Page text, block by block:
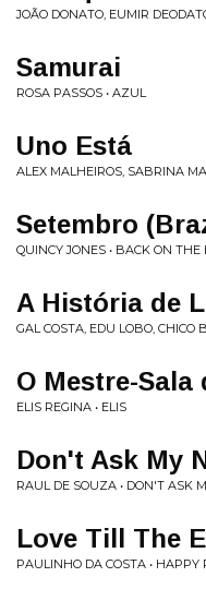
JOÃO DONATO, EUMIR
Samurai
ROSA PASSOS • AZUL
Uno Está
ALEX MALHEIROS, SABRINA
Setembro
QUINCY JONES • BACK ON THE
A História de
GAL COSTA, EDU LOBO, CHICO
O Mestre-Sala
ELIS REGINA • ELIS
Don't Ask My
RAUL DE SOUZA • DON'T ASK
Love Till The
PAULINHO DA COSTA • HAPPY